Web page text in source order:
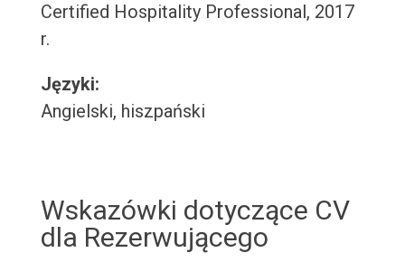
Certified Hospitality Professional, 2017
r.
Języki:
Angielski, hiszpański
Wskazówki dotyczące CV
dla Rezerwującego